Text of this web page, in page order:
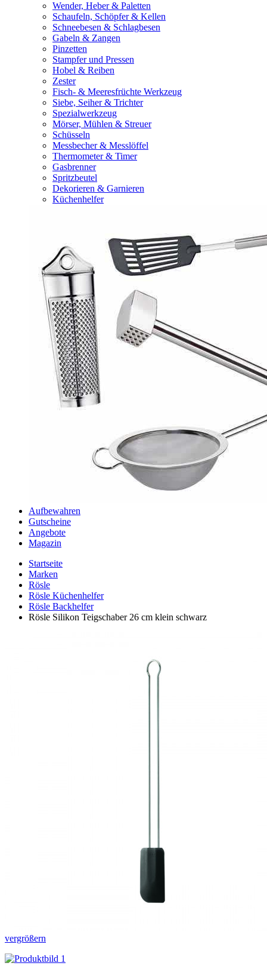
Wender, Heber & Paletten
Schaufeln, Schöpfer & Kellen
Schneebesen & Schlagbesen
Gabeln & Zangen
Pinzetten
Stampfer und Pressen
Hobel & Reiben
Zester
Fisch- & Meeresfrüchte Werkzeug
Siebe, Seiher & Trichter
Spezialwerkzeug
Mörser, Mühlen & Streuer
Schüsseln
Messbecher & Messlöffel
Thermometer & Timer
Gasbrenner
Spritzbeutel
Dekorieren & Garnieren
Küchenhelfer
Aufbewahren
Gutscheine
Angebote
Magazin
Startseite
Marken
Rösle
Rösle Küchenhelfer
Rösle Backhelfer
Rösle Silikon Teigschaber 26 cm klein schwarz
vergrößern